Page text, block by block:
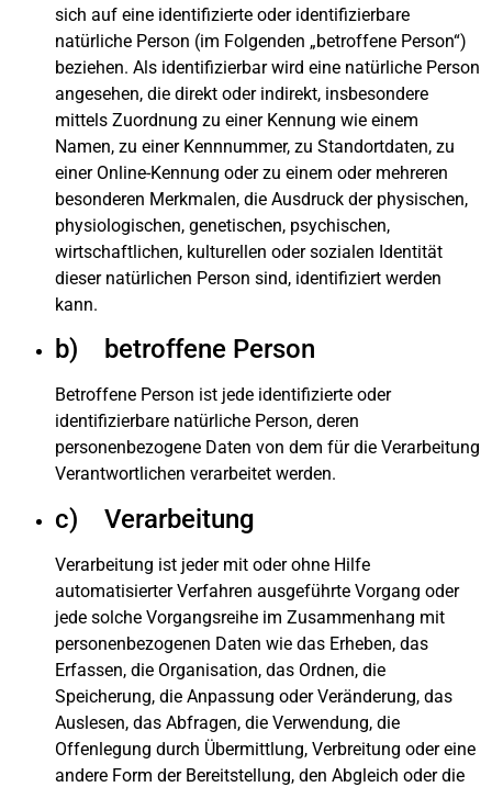
sich auf eine identifizierte oder identifizierbare
natürliche Person (im Folgenden „betroffene Person“)
beziehen. Als identifizierbar wird eine natürliche Person
angesehen, die direkt oder indirekt, insbesondere
mittels Zuordnung zu einer Kennung wie einem
Namen, zu einer Kennnummer, zu Standortdaten, zu
einer Online-Kennung oder zu einem oder mehreren
besonderen Merkmalen, die Ausdruck der physischen,
physiologischen, genetischen, psychischen,
wirtschaftlichen, kulturellen oder sozialen Identität
dieser natürlichen Person sind, identifiziert werden
kann.
b) betroffene Person
Betroffene Person ist jede identifizierte oder
identifizierbare natürliche Person, deren
personenbezogene Daten von dem für die Verarbeitung
Verantwortlichen verarbeitet werden.
c) Verarbeitung
Verarbeitung ist jeder mit oder ohne Hilfe
automatisierter Verfahren ausgeführte Vorgang oder
jede solche Vorgangsreihe im Zusammenhang mit
personenbezogenen Daten wie das Erheben, das
Erfassen, die Organisation, das Ordnen, die
Speicherung, die Anpassung oder Veränderung, das
Auslesen, das Abfragen, die Verwendung, die
Offenlegung durch Übermittlung, Verbreitung oder eine
andere Form der Bereitstellung, den Abgleich oder die